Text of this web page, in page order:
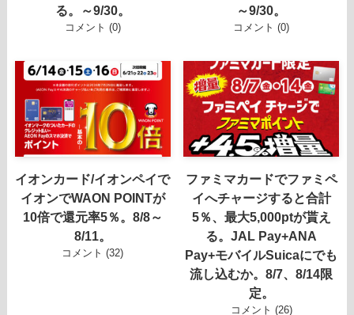
る。～9/30。
コメント (0)
～9/30。
コメント (0)
イオンカード/イオンペイで
イオンでWAON POINTが
10倍で還元率5％。8/8～
8/11。
コメント (32)
ファミマカードでファミペ
イへチャージすると合計
5％、最大5,000ptが貰え
る。JAL Pay+ANA
Pay+モバイルSuicaにでも
流し込むか。8/7、8/14限
定。
コメント (26)